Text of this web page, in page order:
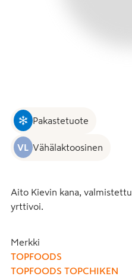
Pakastetuote
VL Vähälaktoosinen
Aito Kievin kana,
yrttivoi.
Merkki
TOPFOODS
TOPFOODS TOPCHIKEN